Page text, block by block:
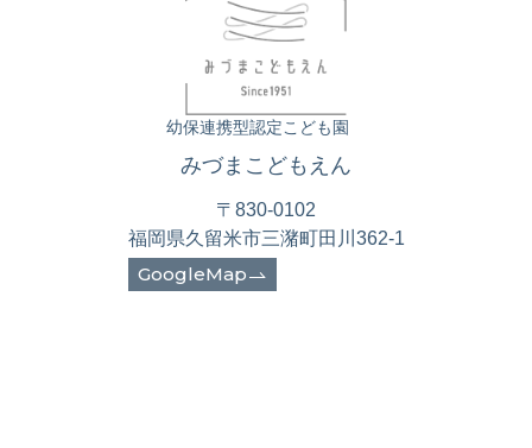
幼保連携型認定こども園
みづまこどもえん
〒830-0102
福岡県久留米市三潴町田川362-1
GoogleMap